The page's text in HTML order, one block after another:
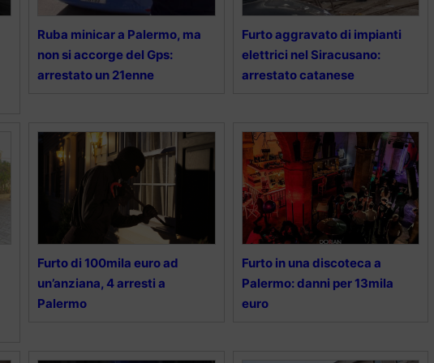
Ruba minicar a Palermo, ma
non si accorge del Gps:
arrestato un 21enne
Furto aggravato di impianti
elettrici nel Siracusano:
arrestato catanese
Furto di 100mila euro ad
un’anziana, 4 arresti a
Palermo
Furto in una discoteca a
Palermo: danni per 13mila
euro